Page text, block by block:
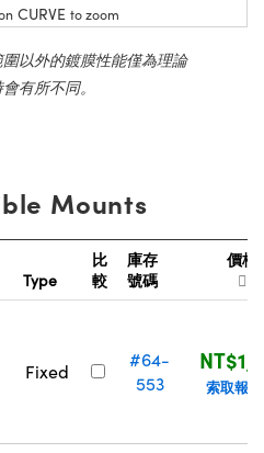
CURVE to zoom
以外的鍍膜性能僅為理論
有所不同。
Mounts
Type
比
較
庫存
號碼
價格
Fixed
#64-
553
索取報